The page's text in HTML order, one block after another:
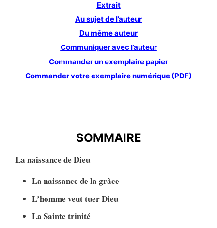
Extrait
Au sujet de l’auteur
Du même auteur
Communiquer avec l’auteur
Commander un exemplaire papier
Commander votre exemplaire numérique (PDF)
SOMMAIRE
La naissance de Dieu
La naissance de la grâce
L’homme veut tuer Dieu
La Sainte trinité